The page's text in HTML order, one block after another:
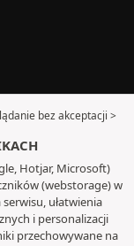
bez akceptacji >
Hotjar, Microsoft)
(webstorage) w
ułatwienia
i personalizacji
przechowywane na